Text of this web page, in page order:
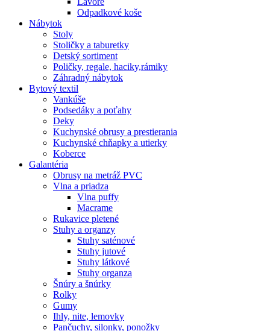
Odpadkové koše
Nábytok
Stoly
Stoličky a taburetky
Detský sortiment
Poličky, regale, haciky,rámiky
Záhradný nábytok
Bytový textil
Vankúše
Podsedáky a poťahy
Deky
Kuchynské obrusy a prestierania
Kuchynské chňapky a utierky
Koberce
Galantéria
Obrusy na metráž PVC
Vlna a priadza
Vlna puffy
Macrame
Rukavice pletené
Stuhy a organzy
Stuhy saténové
Stuhy jutové
Stuhy látkové
Stuhy organza
Šnúry a šnúrky
Rolky
Gumy
Ihly, nite, lemovky
Pančuchy, silonky, ponožky